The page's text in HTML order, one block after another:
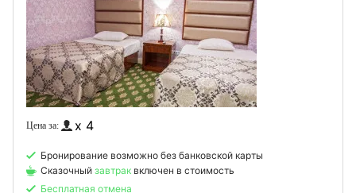
x 4
Бронирование возможно без банковской карты
Сказочный завтрак включен в стоимость
Бесплатная отмена